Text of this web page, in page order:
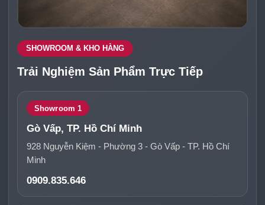
SHOWROOM & KHO HÀNG
Trải Nghiệm Sản Phẩm Trực Tiếp
Showroom 1
Gò Vấp, TP. Hồ Chí Minh
928 Nguyễn Kiệm - Phường 3 - Gò Vấp - TP. Hồ Chí
Minh
0909.835.646